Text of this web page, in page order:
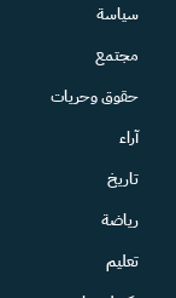
سياسة
مجتمع
حقوق وحريات
آراء
تاريخ
رياضة
تعليم